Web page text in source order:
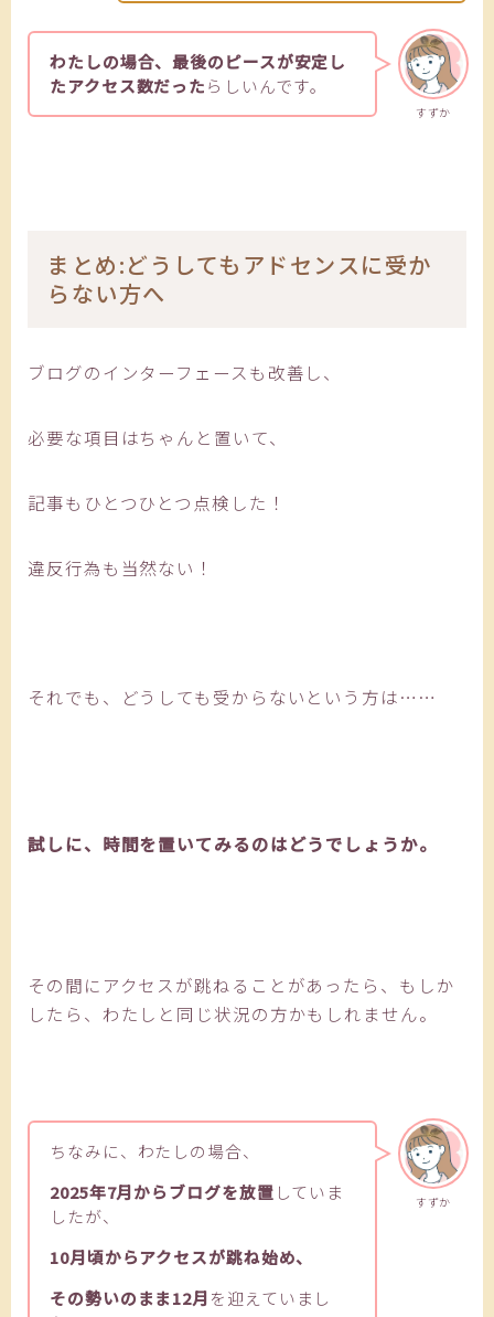
すずか
わたしの場合、最後のピースが安定し
たアクセス数だったらしいんです。
まとめ:どうしてもアドセンスに受か
らない方へ
ブログのインターフェースも改善し、
必要な項目はちゃんと置いて、
記事もひとつひとつ点検した！
違反行為も当然ない！
それでも、どうしても受からないという方は……
試しに、時間を置いてみるのはどうでしょうか。
その間にアクセスが跳ねることがあったら、もしか
したら、わたしと同じ状況の方かもしれません。
すずか
ちなみに、わたしの場合、
2025年7月からブログを放置 していま
したが、
10月頃からアクセスが跳ね始め、
その勢いのまま12月を迎えていまし